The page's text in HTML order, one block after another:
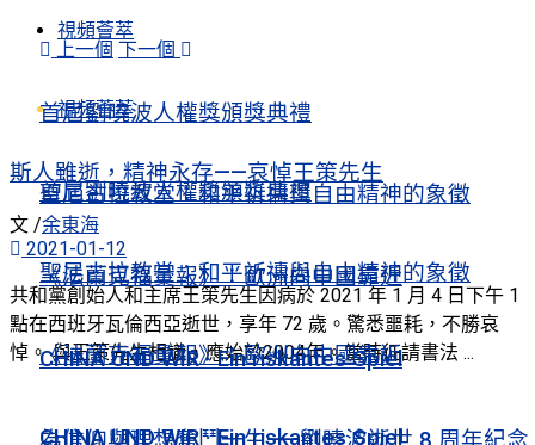
視頻薈萃
首屆劉曉波人權獎頒獎典禮
聖尼古拉教堂：和平祈禱與自由精神的象徵
《法蘭克福彙報》：歐洲向中國靠近
CHINA UND WIR · Ein riskantes Spiel
上一個 下一個
視頻薈萃
首屆劉曉波人權獎頒獎典禮
聖尼古拉教堂：和平祈禱與自由精神的象徵
《法蘭克福彙報》：歐洲向中國靠近
CHINA UND WIR · Ein riskantes Spiel
斯人雖逝，精神永存——哀悼王策先生
文 /余東海
2021-01-12
共和黨創始人和主席王策先生因病於 2021 年 1 月 4 日下午 1
點在西班牙瓦倫西亞逝世，享年 72 歲。驚悉噩耗，不勝哀
悼。 與王策先生相識，應始於2004年。當時征請書法 ...